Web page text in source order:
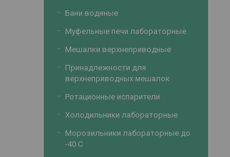
Бани водяные
Муфельные печи лабораторные
Мешалки верхнеприводные
Принадлежности для
верхнеприводных мешалок
Ротационные испарители
Холодильники лабораторные
Морозильники лабораторные до
-40 С